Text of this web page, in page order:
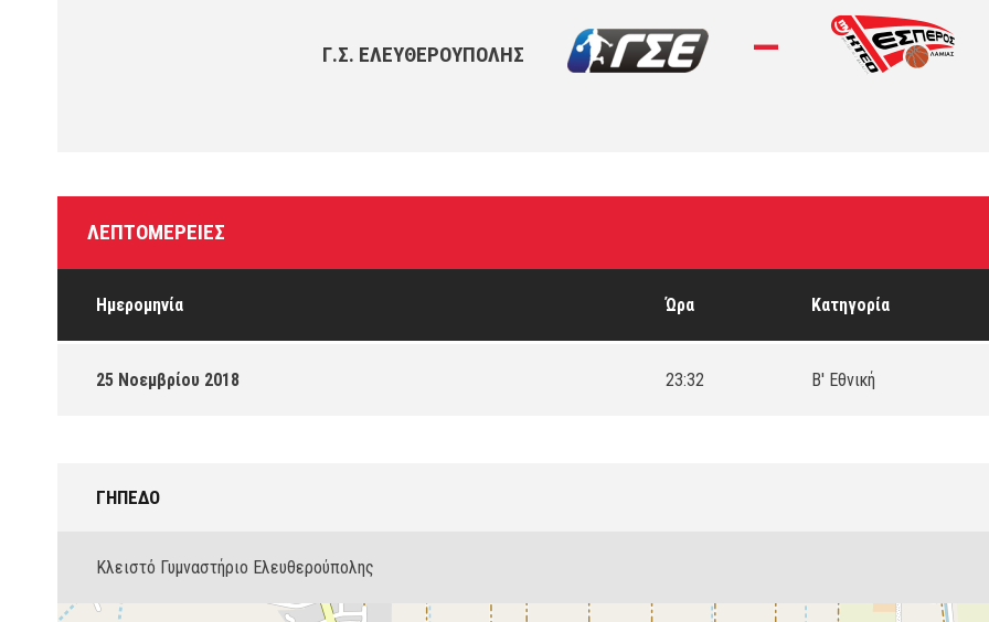
Γ.Σ. ΕΛΕΥΘΕΡΟΎΠΟΛΗΣ —
ΛΕΠΤΟΜΈΡΕΙΕΣ
Ημερομηνία Ώρα Κατηγορία
25 Νοεμβρίου 2018 23:32 Β' Εθνική
ΓΉΠΕΔΟ
Κλειστό Γυμναστήριο Ελευθερούπολης